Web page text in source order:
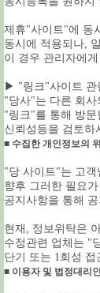
제휴"사이트"에 동
동시에 적용되나,
이 경우 관리자에
▶ "링크"사이트 관
"당사"는 다른 회
"링크"를 통해 방
신뢰성등을 검토하
■ 수집한 개인정보의
"당 사이트"는 고객
향후 그러한 필요
공지사항을 통해
현재, 정보위탁은
수정관련 업체는 "
단기 또는 1회성
■ 이용자 및 법정대리